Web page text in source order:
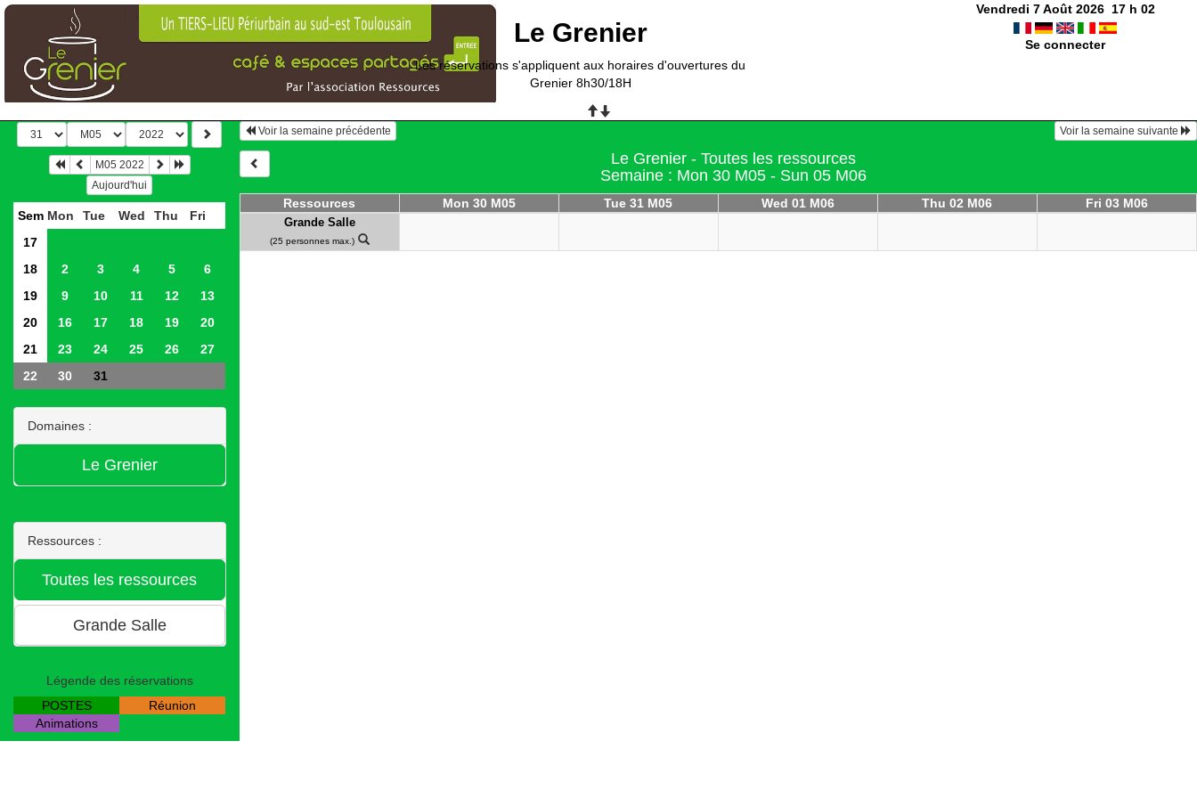
Le Grenier
Les réservations s'appliquent aux horaires d'ouvertures du
Grenier 8h30/18H
Vendredi 7 Août 2026 17h 02
Se connecter
M05 2022
Aujourd'hui
Sem Mon Tue Wed Thu
Fri
17
18
2 3 4 5
6
19
9 10 11 12
13
20
16 17 18 19
20
21
23 24 25 26
27
22
30 31
Domaines :
Ressources :
Légende des réservations
POSTES
Réunion
Animations
Voir la semaine précédente Voir la semaine suivante
Le Grenier - Toutes les ressources
Semaine : Mon 30 M05 - Sun 05 M06
Ressources Mon 30 M05 Tue 31 M05 Wed 01 M06 Thu 02 M06 Fri 03 M06
Grande Salle
(25 personnes max.)